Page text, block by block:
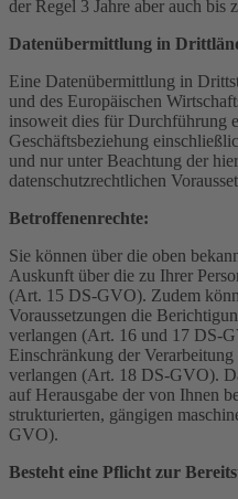
der Regel 3 Jahre aber auch bis
Datenübermittlung in
Eine Datenübermittlung in
und des Europäischen
insoweit dies für Durchführung
Geschäftsbeziehung
und nur unter Beachtung der
datenschutzrechtlichen
Betroffenenrechte:
Sie können über die oben
Auskunft über die zu Ihrer
(Art. 15 DS-GVO). Zudem
Voraussetzungen die
verlangen (Art. 16 und 17 DS-
Einschränkung der
verlangen (Art. 18 DS-GVO).
auf Herausgabe der von Ihnen
strukturierten, gängigen
GVO).
Besteht eine Pflicht zur